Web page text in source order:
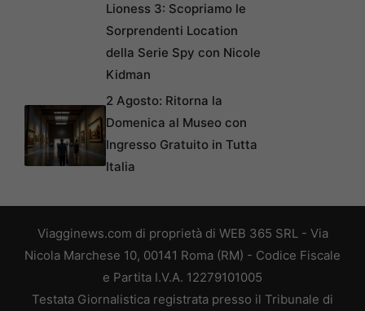
Lioness 3: Scopriamo le
Sorprendenti Location
della Serie Spy con Nicole
Kidman
2 Agosto: Ritorna la
Domenica al Museo con
Ingresso Gratuito in Tutta
Italia
Viagginews.com di proprietà di WEB 365 SRL - Via
Nicola Marchese 10, 00141 Roma (RM) - Codice Fiscale
e Partita I.V.A. 12279101005
Testata Giornalistica registrata presso il Tribunale di